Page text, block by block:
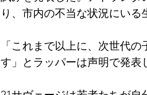
り、市内の不当な状況にいる
「これまで以上に、次世代
す」とラッパーは声明で発表